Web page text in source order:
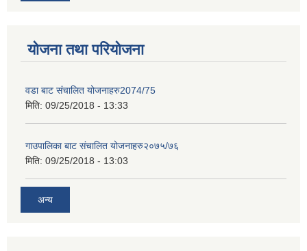
योजना तथा परियोजना
वडा बाट संचालित योजनाहरु2074/75
मिति: 09/25/2018 - 13:33
गाउपालिका बाट संचालित योजनाहरु२०७५/७६
मिति: 09/25/2018 - 13:03
अन्य